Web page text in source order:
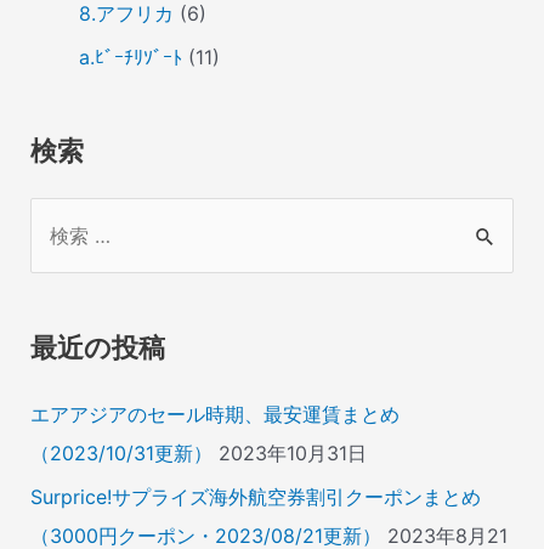
8.アフリカ (6)
a.ﾋﾞｰﾁﾘｿﾞｰﾄ (11)
検索
象
最近の投稿
エアアジアのセール時期、最安運賃まとめ
（2023/10/31更新）
2023年10月31日
Surprice!サプライズ海外航空券割引クーポンまとめ
（3000円クーポン・2023/08/21更新）
2023年8月21